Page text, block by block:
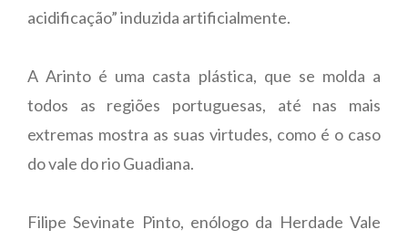
acidificação” induzida artificialmente.
A Arinto é uma casta plástica, que se molda a
todos as regiões portuguesas, até nas mais
extremas mostra as suas virtudes, como é o caso
do vale do rio Guadiana.
Filipe Sevinate Pinto, enólogo da Herdade Vale